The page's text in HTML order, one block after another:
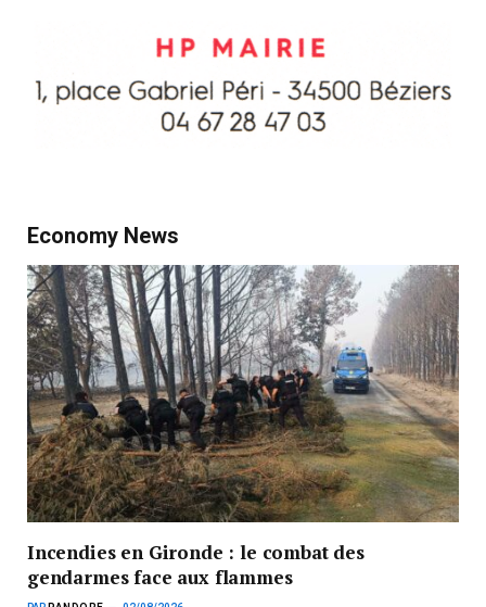
Economy News
Incendies en Gironde : le combat des
gendarmes face aux flammes